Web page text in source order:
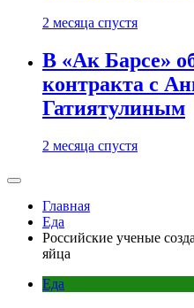
2 месяца спустя
В «Ак Барсе»
контракта с
Гатиятулиным
2 месяца спустя
Главная
Еда
Российские ученые
яйца
Еда